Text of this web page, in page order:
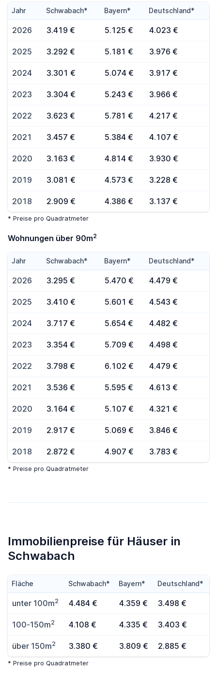
Jahr Schwabach* Bayern* Deutschland*
2026 3.419 € 5.125 € 4.023 €
2025 3.292 € 5.181 € 3.976 €
2024 3.301 € 5.074 € 3.917 €
2023 3.304 € 5.243 € 3.966 €
2022 3.623 € 5.781 € 4.217 €
2021 3.457 € 5.384 € 4.107 €
2020 3.163 € 4.814 € 3.930 €
2019 3.081 € 4.573 € 3.228 €
2018 2.909 € 4.386 € 3.137 €
* Preise pro Quadratmeter
Wohnungen über 90m2
Jahr Schwabach* Bayern* Deutschland*
2026 3.295 € 5.470 € 4.479 €
2025 3.410 € 5.601 € 4.543 €
2024 3.717 € 5.654 € 4.482 €
2023 3.354 € 5.709 € 4.498 €
2022 3.798 € 6.102 € 4.479 €
2021 3.536 € 5.595 € 4.613 €
2020 3.164 € 5.107 € 4.321 €
2019 2.917 € 5.069 € 3.846 €
2018 2.872 € 4.907 € 3.783 €
* Preise pro Quadratmeter
Immobilienpreise für Häuser in
Schwabach
Fläche Schwabach* Bayern* Deutschland*
unter 100m2 4.484 € 4.359 € 3.498 €
100-150m2 4.108 € 4.335 € 3.403 €
über 150m2 3.380 € 3.809 € 2.885 €
* Preise pro Quadratmeter